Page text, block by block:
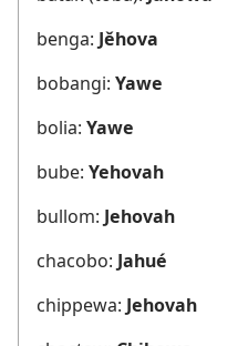
benga: Jěhova
bobangi: Yawe
bolia: Yawe
bube: Yehovah
bullom: Jehovah
chacobo: Jahué
chippewa: Jehovah